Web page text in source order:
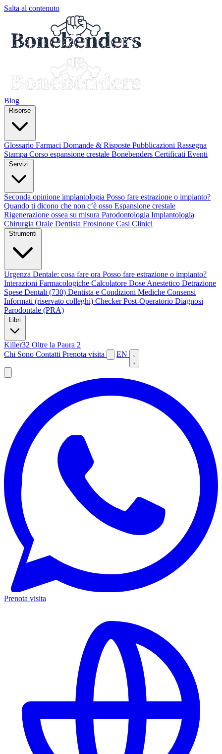
Salta al contenuto
Blog
Glossario Farmaci Domande & Risposte Pubblicazioni Rassegna
Stampa Corso espansione crestale Bonebenders Certificati Eventi
Seconda opinione implantologia Posso fare estrazione o impianto?
Quando ti dicono che non c’è osso Espansione crestale
Rigenerazione ossea su misura Parodontologia Implantologia
Chirurgia Orale Dentista Frosinone Casi Clinici
Urgenza Dentale: cosa fare ora Posso fare estrazione o impianto?
Interazioni Farmacologiche Calcolatore Dose Anestetico Detrazione
Spese Dentali (730) Dentista e Condizioni Mediche Consensi
Informati (riservato colleghi) Checker Post-Operatorio Diagnosi
Parodontale (PRA)
Killer32 Oltre la Paura 2
Chi Sono Contatti Prenota visita EN
Prenota visita